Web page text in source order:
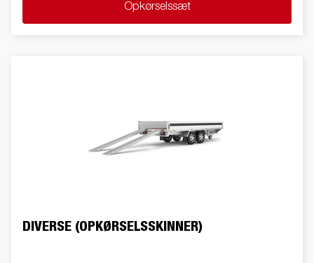
Opkørselssæt
DIVERSE (OPKØRSELSSKINNER)